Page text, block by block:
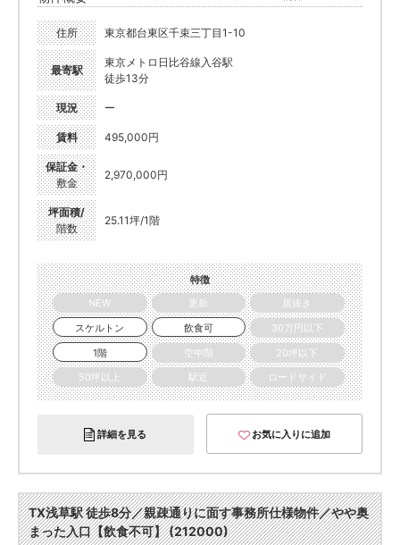
住所 東京都台東区千束三丁目1-10
最寄駅
東京メトロ日比谷線入谷駅
徒歩13分
現況 ー
賃料 495,000円
保証金・
敷金
2,970,000円
坪面積/
階数
25.11坪/1階
特徴
NEW
更新
居抜き
スケルトン
飲食可
30万円以下
1階
空中階
20坪以下
50坪以上
駅近 ロードサイド
詳細を見る お気に入りに追加
TX浅草駅 徒歩8分／親疎通りに面す事務所仕様物件／やや奥
まった入口【飲食不可】 (212000)